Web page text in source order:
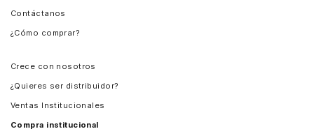
Contáctanos
¿Cómo comprar?
Crece con nosotros
¿Quieres ser distribuidor?
Ventas Institucionales
Compra institucional